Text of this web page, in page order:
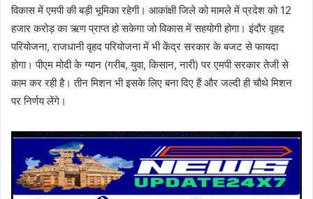
विकास में एमपी की बड़ी भूमिका रहेगी। आकांक्षी जिले को मामले में प्रदेश को 12
हजार करोड़ का ऋण प्राप्त हो सकेगा जो विकास में सहयोगी होगा। इंदौर वृहद
परियोजना, राजधानी वृहद परियोजना में भी केंद्र सरकार के बजट से फायदा
होगा। पीएम मोदी के ग्यान (गरीब, युवा, किसान, नारी) पर एमपी सरकार तेजी से
काम कर रही है। तीन मिशन भी इसके लिए बना दिए हैं और जल्दी ही चौथे मिशन
पर निर्णय लेंगे।